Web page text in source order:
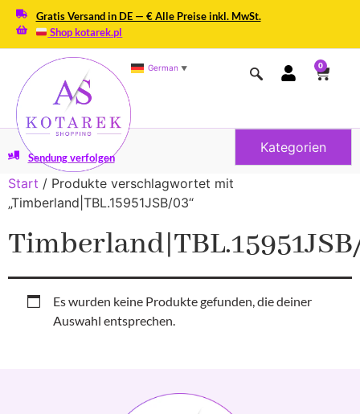
Gratis Versand in DE — € Alle Preise inkl. MwSt.
Shop kotarek.pl
German ▼ 0
Kategorien
Sendung verfolgen
Start / Produkte verschlagwortet mit
„Timberland|TBL.15951JSB/03“
Es wurden keine Produkte gefunden, die deiner
Auswahl entsprechen.